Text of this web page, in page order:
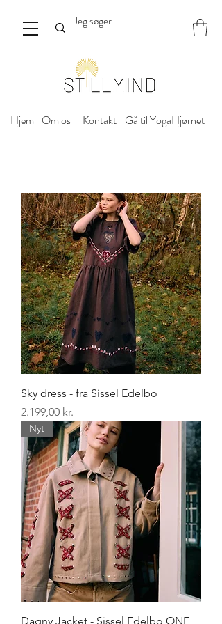
Hjem Om os Kontakt Gå til YogaHjørnet
Sky dress - fra Sissel Edelbo
Pris
2.199,00 kr.
Nyt
Dagny Jacket - Sissel Edelbo ONE